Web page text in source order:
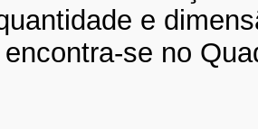
e
se no